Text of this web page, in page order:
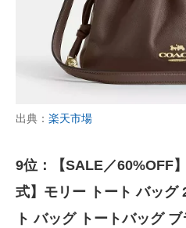
出典： 楽天市場
9位：【SALE／60%OFF
式】モリー トート バッ
ト バッグ トートバッグ